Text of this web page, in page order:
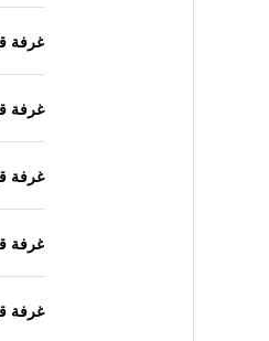
غرفة
غرفة
غرفة
غرفة
غرفة